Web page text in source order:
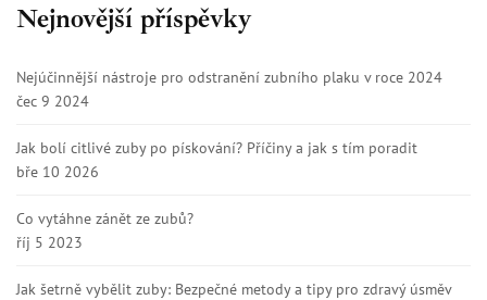
Nejnovější příspěvky
Nejúčinnější nástroje pro odstranění zubního plaku v roce 2024
čec 9 2024
Jak bolí citlivé zuby po pískování? Příčiny a jak s tím poradit
bře 10 2026
Co vytáhne zánět ze zubů?
říj 5 2023
Jak šetrně vybělit zuby: Bezpečné metody a tipy pro zdravý úsměv